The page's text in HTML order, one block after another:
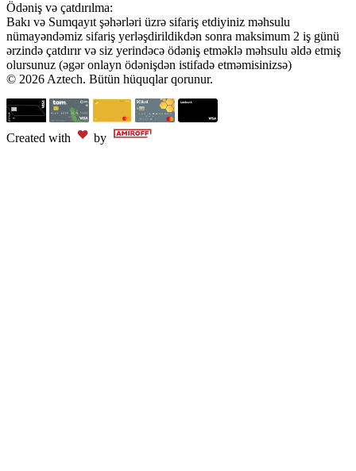
Ödəniş və çatdırılma:
Bakı və Sumqayıt şəhərləri üzrə sifariş etdiyiniz məhsulu
nümayəndəmiz sifariş yerləşdirildikdən sonra maksimum 2 iş günü
ərzində çatdırır və siz yerindəcə ödəniş etməklə məhsulu əldə etmiş
olursunuz (əgər onlayn ödənişdən istifadə etməmisinizsə)
© 2026 Aztech. Bütün hüquqlar qorunur.
Created with by